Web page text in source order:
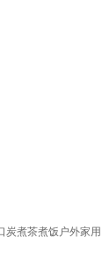
煮茶煮饭户外家